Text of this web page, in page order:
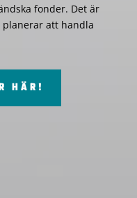
fonder. Det är
att handla
HÄR!